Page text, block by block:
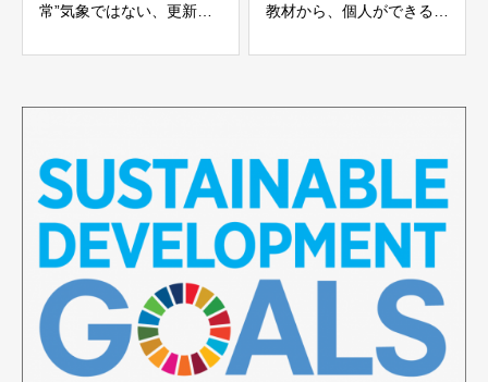
常”気象ではない、更新さ
教材から、個人ができるこ